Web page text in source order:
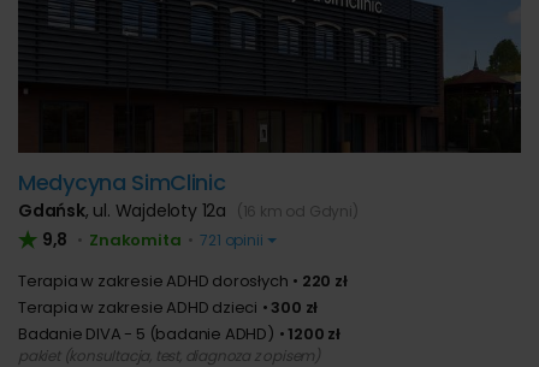
Medycyna SimClinic
Gdańsk, ul. Wajdeloty 12a (16 km od Gdyni)
9,8 • Znakomita • 721 opinii
Terapia w zakresie ADHD dorosłych
220 zł
Terapia w zakresie ADHD dzieci
300 zł
Badanie DIVA - 5 (badanie ADHD)
1200 zł
pakiet (konsultacja, test, diagnoza z opisem)